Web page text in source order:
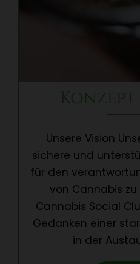
Konzept
Unsere Vision
sichere und
für den
von Cannabis
Cannabis Social
Gedanken einer
in der